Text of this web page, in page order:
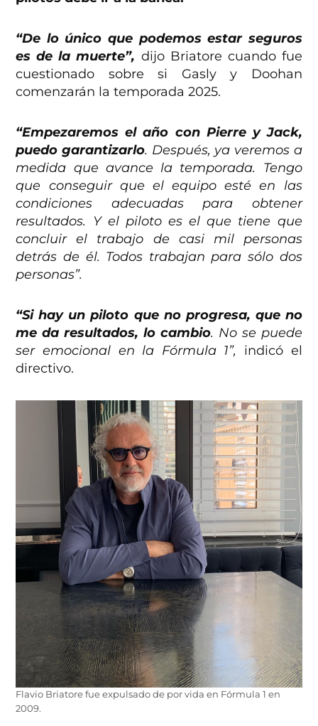
“De lo único que podemos estar seguros
es de la muerte”, dijo Briatore cuando fue
cuestionado sobre si Gasly y Doohan
comenzarán la temporada 2025.
“Empezaremos el año con Pierre y Jack,
puedo garantizarlo. Después, ya veremos a
medida que avance la temporada. Tengo
que conseguir que el equipo esté en las
condiciones adecuadas para obtener
resultados. Y el piloto es el que tiene que
concluir el trabajo de casi mil personas
detrás de él. Todos trabajan para sólo dos
personas”.
“Si hay un piloto que no progresa, que no
me da resultados, lo cambio. No se puede
ser emocional en la Fórmula 1”,
indicó el
directivo.
Flavio Briatore fue expulsado de por vida en Fórmula 1 en
2009.